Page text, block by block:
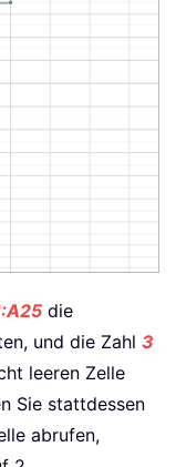
die
und die Zahl 3
leeren Zelle
Sie stattdessen
abrufen,